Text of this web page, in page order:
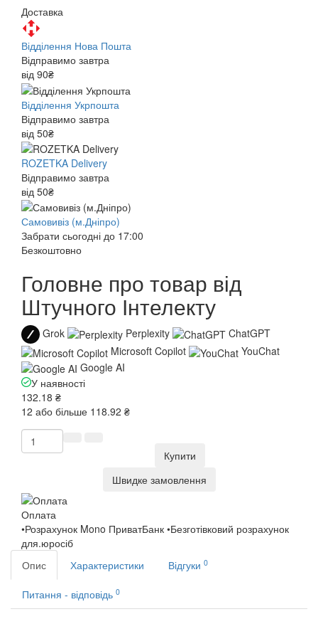
Доставка
Відділення Нова Пошта
Відправимо завтра
від 90₴
Відділення Укрпошта
Відправимо завтра
від 50₴
ROZETKA Delivery
Відправимо завтра
від 50₴
Самовивіз (м.Дніпро)
Забрати сьогодні до 17:00
Безкоштовно
Головне про товар від
Штучного Інтелекту
Grok Perplexity
ChatGPT
Microsoft Copilot
YouChat
Google AI
У наявності
132.18 ₴
12 або більше 118.92 ₴
Купити
Швидке замовлення
Оплата
•Розрахунок Mono ПриватБанк •Безготівковий розрахунок
для.юросіб
Опис
Характеристики Відгуки 0
Питання - відповідь 0